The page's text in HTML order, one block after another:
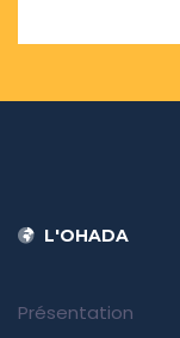
L'OHADA
Présentation